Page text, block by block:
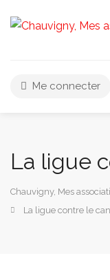
Me connecter
La ligue
Chauvigny, Mes
La ligue contre le